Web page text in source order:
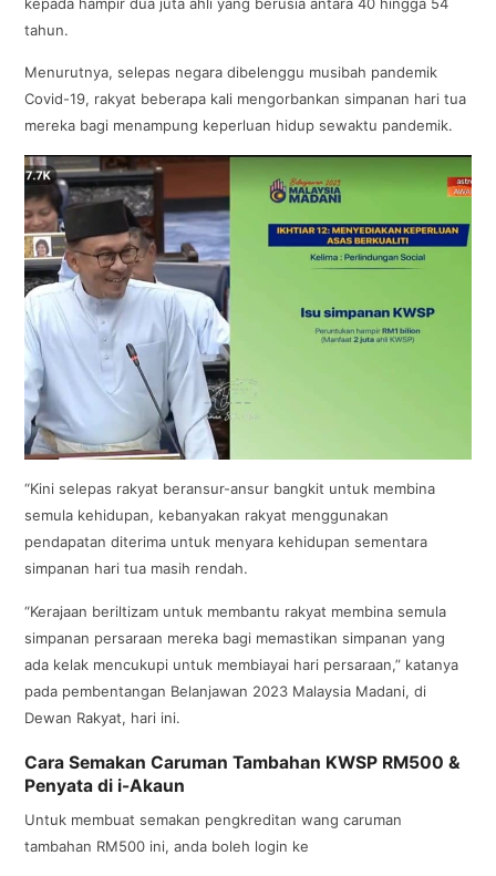
tahun.
Menurutnya, selepas negara dibelenggu musibah pandemik
Covid-19, rakyat beberapa kali mengorbankan simpanan hari tua
mereka bagi menampung keperluan hidup sewaktu pandemik.
“Kini selepas rakyat beransur-ansur bangkit untuk membina
semula kehidupan, kebanyakan rakyat menggunakan
pendapatan diterima untuk menyara kehidupan sementara
simpanan hari tua masih rendah.
“Kerajaan beriltizam untuk membantu rakyat membina semula
simpanan persaraan mereka bagi memastikan simpanan yang
ada kelak mencukupi untuk membiayai hari persaraan,” katanya
pada pembentangan Belanjawan 2023 Malaysia Madani, di
Dewan Rakyat, hari ini.
Cara Semakan Caruman Tambahan KWSP RM500 &
Penyata di i-Akaun
Untuk membuat semakan pengkreditan wang caruman
tambahan RM500 ini, anda boleh login ke